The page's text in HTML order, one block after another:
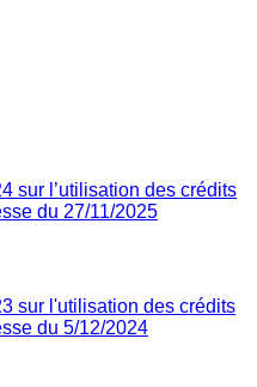
sur l’utilisation des crédits
du 27/11/2025
sur l'utilisation des crédits
du 5/12/2024